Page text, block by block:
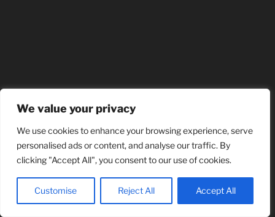
We value your privacy
We use cookies to enhance your browsing experience, serve
personalised ads or content, and analyse our traffic. By
clicking "Accept All", you consent to our use of cookies.
Customise Reject All Accept All